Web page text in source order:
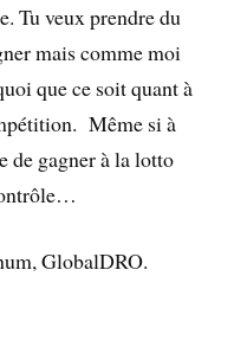
Tu veux prendre du
mais comme moi
que ce soit quant à
Même si à
de gagner à la lotto
GlobalDRO.